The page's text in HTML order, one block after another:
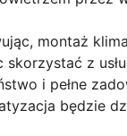
montaż
skorzystać z
i pełne
będzie